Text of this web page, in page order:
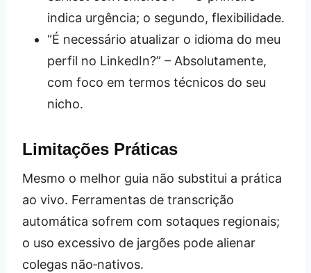
indica urgência; o segundo, flexibilidade.
“É necessário atualizar o idioma do meu
perfil no LinkedIn?” – Absolutamente,
com foco em termos técnicos do seu
nicho.
Limitações Práticas
Mesmo o melhor guia não substitui a prática
ao vivo. Ferramentas de transcrição
automática sofrem com sotaques regionais;
o uso excessivo de jargões pode alienar
colegas não‑nativos.